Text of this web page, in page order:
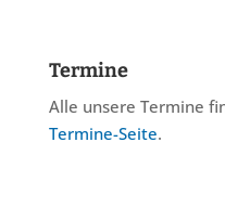
Termine
Alle unsere Termine
Termine-Seite.